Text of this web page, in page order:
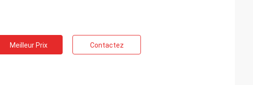
Meilleur Prix Contactez